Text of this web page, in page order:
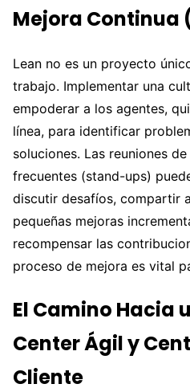
Mejora Continua
Lean no es un proyecto
trabajo. Implementar una
empoderar a los agentes,
línea, para identificar
soluciones. Las reuniones
frecuentes (stand-ups)
discutir desafíos, compartir
pequeñas mejoras
recompensar las
proceso de mejora es vital
El Camino Hacia
Center Ágil y
Cliente